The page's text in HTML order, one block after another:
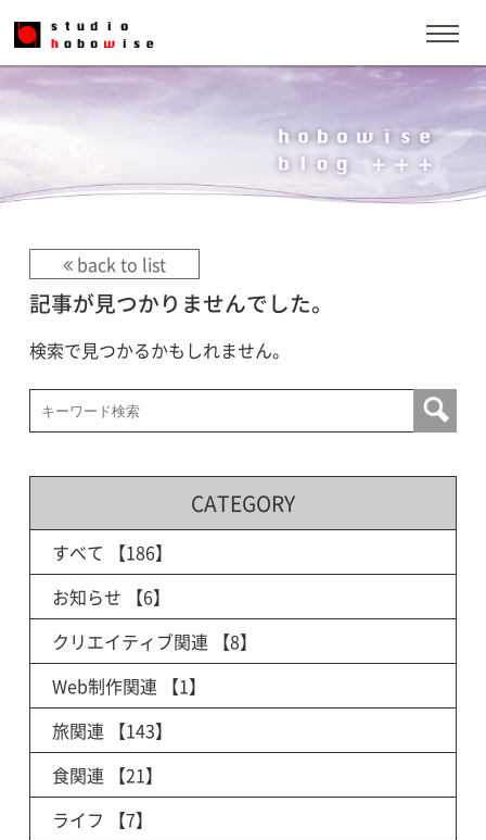
back to list
記事が見つかりませんでした。
検索で見つかるかもしれません。
検索:
CATEGORY
すべて 【186】
お知らせ 【6】
クリエイティブ関連 【8】
Web制作関連 【1】
旅関連 【143】
食関連 【21】
ライフ 【7】